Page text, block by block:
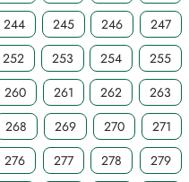
244 245 246
247
252 253 254
255
260 261 262
263
268 269 270
271
276 277 278
279